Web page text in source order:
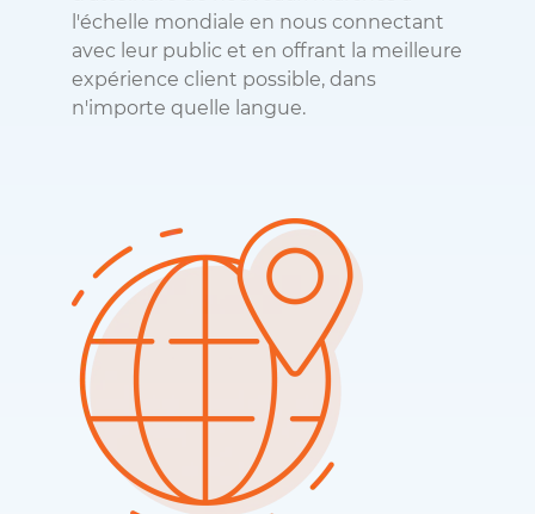
l'échelle mondiale en nous connectant
avec leur public et en offrant la meilleure
expérience client possible, dans
n'importe quelle langue.